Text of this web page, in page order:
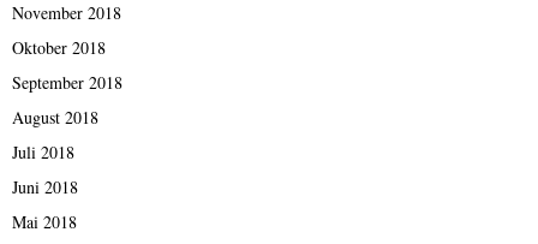
November 2018
Oktober 2018
September 2018
August 2018
Juli 2018
Juni 2018
Mai 2018